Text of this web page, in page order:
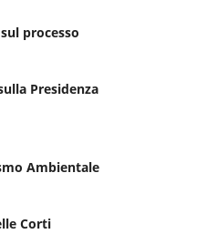
processo
Presidenza
Ambientale
Corti